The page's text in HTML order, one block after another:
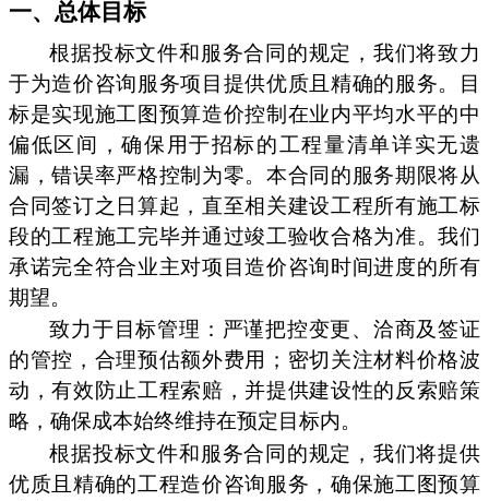
一、总体目标
根据投标文件和服务合同的规定，我们将致力
于为造价咨询服务项目提供优质且精确的服务。目
标是实现施工图预算造价控制在业内平均水平的中
偏低区间，确保用于招标的工程量清单详实无遗
漏，错误率严格控制为零。本合同的服务期限将从
合同签订之日算起，直至相关建设工程所有施工标
段的工程施工完毕并通过竣工验收合格为准。我们
承诺完全符合业主对项目造价咨询时间进度的所有
期望。
致力于目标管理：严谨把控变更、洽商及签证
的管控，合理预估额外费用；密切关注材料价格波
动，有效防止工程索赔，并提供建设性的反索赔策
略，确保成本始终维持在预定目标内。
根据投标文件和服务合同的规定，我们将提供
优质且精确的工程造价咨询服务，确保施工图预算